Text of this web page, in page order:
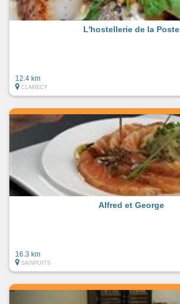
L'hostellerie de la Poste
12.4 km
CLAMECY
Alfred et George
16.3 km
SAINPUITS